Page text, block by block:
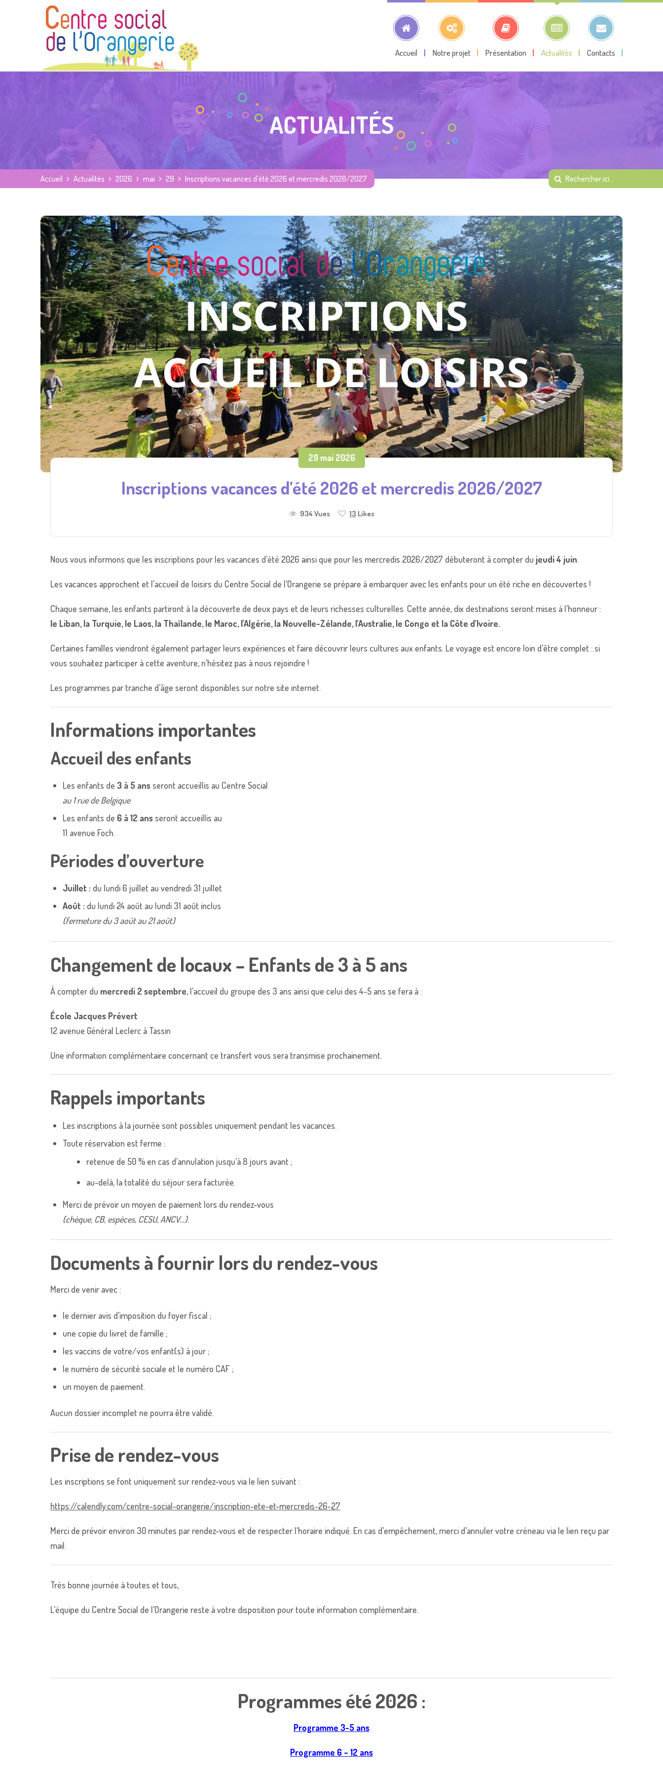
Accueil Notre projet Présentation Actualités Contacts
ACTUALITÉS
Accueil Actualités 2026 mai 29 Inscriptions vacances d’été 2026 et mercredis 2026/2027
29 mai 2026
Inscriptions vacances d’été 2026 et mercredis 2026/2027
934 Vues 13 Likes
Nous vous informons que les inscriptions pour les vacances d’été 2026 ainsi que pour les mercredis 2026/2027 débuteront à compter du jeudi 4 juin.
Les vacances approchent et l’accueil de loisirs du Centre Social de l’Orangerie se prépare à embarquer avec les enfants pour un été riche en découvertes !
Chaque semaine, les enfants partiront à la découverte de deux pays et de leurs richesses culturelles. Cette année, dix destinations seront mises à l’honneur :
le Liban, la Turquie, le Laos, la Thaïlande, le Maroc, l’Algérie, la Nouvelle-Zélande, l’Australie, le Congo et la Côte d’Ivoire.
Certaines familles viendront également partager leurs expériences et faire découvrir leurs cultures aux enfants. Le voyage est encore loin d’être complet : si
vous souhaitez participer à cette aventure, n’hésitez pas à nous rejoindre !
Les programmes par tranche d’âge seront disponibles sur notre site internet.
Informations importantes
Accueil des enfants
Les enfants de 3 à 5 ansseront accueillis au Centre Social
au 1 rue de Belgique
Les enfants de 6 à 12 ansseront accueillis au
11 avenue Foch.
Périodes d’ouverture
Juillet : du lundi 6 juillet au vendredi 31 juillet
Août : du lundi 24 août au lundi 31 août inclus
(fermeture du 3 août au 21 août)
Changement de locaux – Enfants de 3 à 5 ans
À compter du mercredi 2 septembre, l’accueil du groupe des 3 ans ainsi que celui des 4-5 ans se fera à :
École Jacques Prévert
12 avenue Général Leclerc à Tassin
Une information complémentaire concernant ce transfert vous sera transmise prochainement.
Rappels importants
Les inscriptions à la journée sont possibles uniquement pendant les vacances.
Toute réservation est ferme :
retenue de 50 % en cas d’annulation jusqu’à 8 jours avant ;
au-delà, la totalité du séjour sera facturée.
Merci de prévoir un moyen de paiement lors du rendez-vous
(chèque, CB, espèces, CESU, ANCV…).
Documents à fournir lors du rendez-vous
Merci de venir avec :
le dernier avis d’imposition du foyer fiscal ;
une copie du livret de famille ;
les vaccins de votre/vos enfant(s) à jour ;
le numéro de sécurité sociale et le numéro CAF ;
un moyen de paiement.
Aucun dossier incomplet ne pourra être validé.
Prise de rendez-vous
Les inscriptions se font uniquement sur rendez-vous via le lien suivant :
https://calendly.com/centre-social-orangerie/inscription-ete-et-mercredis-26-27
Merci de prévoir environ 30 minutes par rendez-vous et de respecter l’horaire indiqué. En cas d’empêchement, merci d’annuler votre créneau via le lien reçu par
mail.
Très bonne journée à toutes et tous,
L’équipe du Centre Social de l’Orangerie reste à votre disposition pour toute information complémentaire.
Programmes été 2026 :
Programme 3-5 ans
Programme 6 – 12 ans